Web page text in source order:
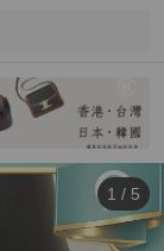
1 / 5